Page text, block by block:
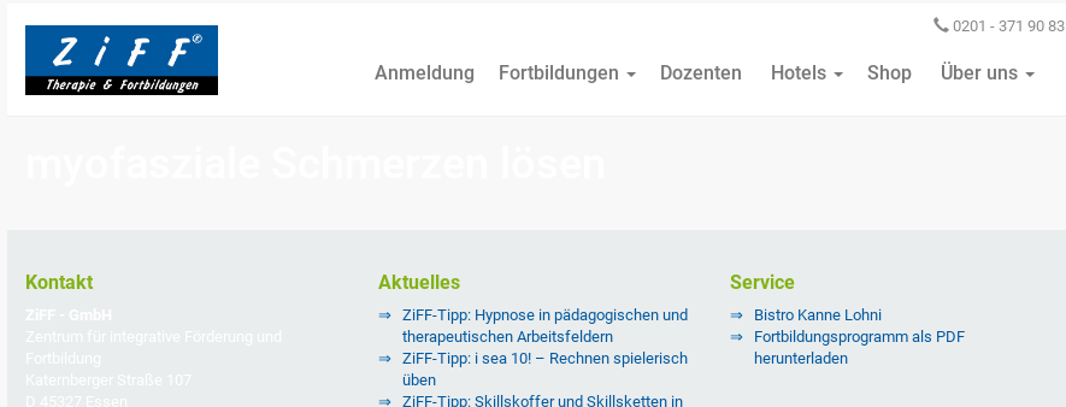
0201 - 371 90 83
Anmeldung Fortbildungen Dozenten Hotels Shop Über uns
Kontakt Aktuelles
ZiFF-Tipp: Hypnose in pädagogischen und
therapeutischen Arbeitsfeldern
ZiFF-Tipp: i sea 10! – Rechnen spielerisch
üben
ZiFF-Tipp: Skillskoffer und Skillsketten in
Service
Bistro Kanne Lohni
Fortbildungsprogramm als PDF
herunterladen